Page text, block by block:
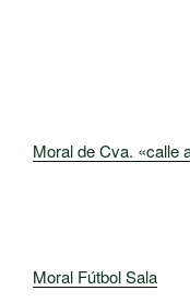
Moral de Cva. «calle
Moral Fútbol Sala